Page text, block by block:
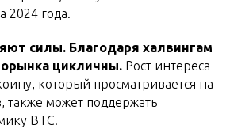
2024 года.
силы. Благодаря халвингам
цикличны. Рост интереса
который просматривается на
также может поддержать
BTC.